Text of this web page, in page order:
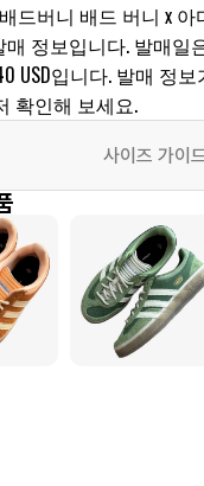
드버니 배드 버니 x 아
매 정보입니다. 발매
USD입니다. 발매 정
확인해 보세요.
사이즈 가이